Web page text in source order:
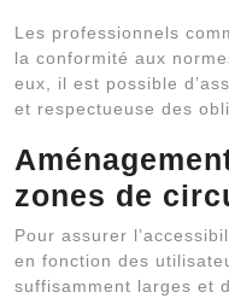
Les professionnels
la conformité aux
eux, il est possible
et respectueuse des
zones de
Pour assurer
en fonction des
suffisamment larges et